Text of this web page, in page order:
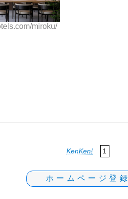
miroku/
KenKen! 1
ホームページ登録